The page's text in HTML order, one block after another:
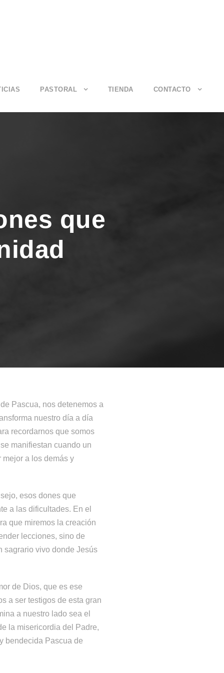
PASTORAL TIENDA CONTACTO
que
Pascua, nos detenemos a
nuestro día a día
recordarnos que somos
manifiestan cuando un
a los demás y
esos dones que
a las dificultades. En el
que miremos la creación
lecciones, sino de
sagrario vivo donde Jesús
de Dios, que es ese
a ser testigos de esta gran
a nuestro lado sea el
la misericordia del Padre,
bendecida Pascua de